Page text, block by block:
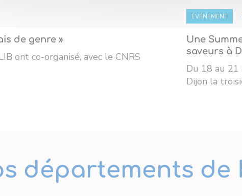
de genre »
ont co-organisé, avec le CNRS
ÉVÉNEMENT
Une
saveurs à
Du 18 au 21
Dijon la
départements de